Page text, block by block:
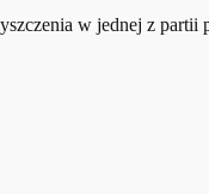
w jednej z